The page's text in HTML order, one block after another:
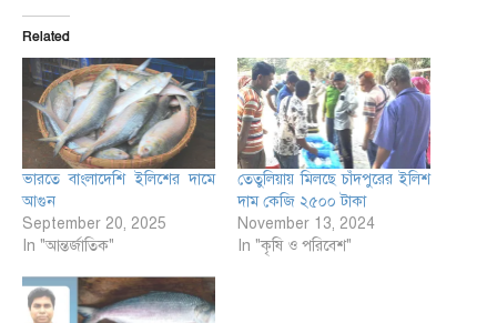
Related
ভারতে বাংলাদেশি ইলিশের দামে
আগুন
September 20, 2025
In "আন্তর্জাতিক"
তেতুলিয়ায় মিলছে চাঁদপুরের ইলিশ
দাম কেজি ২৫০০ টাকা
November 13, 2024
In "কৃষি ও পরিবেশ"